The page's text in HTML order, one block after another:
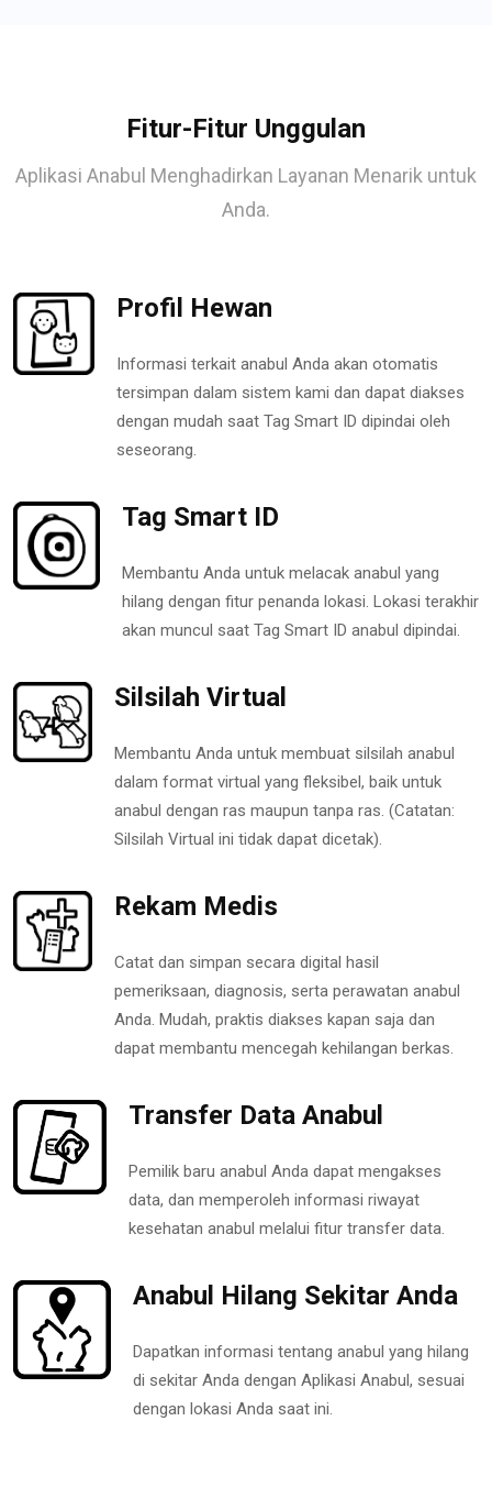
Fitur-Fitur Unggulan
Aplikasi Anabul Menghadirkan Layanan Menarik untuk
Anda.
Profil Hewan
Informasi terkait anabul Anda akan otomatis
tersimpan dalam sistem kami dan dapat diakses
dengan mudah saat Tag Smart ID dipindai oleh
seseorang.
Tag Smart ID
Membantu Anda untuk melacak anabul yang
hilang dengan fitur penanda lokasi. Lokasi terakhir
akan muncul saat Tag Smart ID anabul dipindai.
Silsilah Virtual
Membantu Anda untuk membuat silsilah anabul
dalam format virtual yang fleksibel, baik untuk
anabul dengan ras maupun tanpa ras. (Catatan:
Silsilah Virtual ini tidak dapat dicetak).
Rekam Medis
Catat dan simpan secara digital hasil
pemeriksaan, diagnosis, serta perawatan anabul
Anda. Mudah, praktis diakses kapan saja dan
dapat membantu mencegah kehilangan berkas.
Transfer Data Anabul
Pemilik baru anabul Anda dapat mengakses
data, dan memperoleh informasi riwayat
kesehatan anabul melalui fitur transfer data.
Anabul Hilang Sekitar Anda
Dapatkan informasi tentang anabul yang hilang
di sekitar Anda dengan Aplikasi Anabul, sesuai
dengan lokasi Anda saat ini.